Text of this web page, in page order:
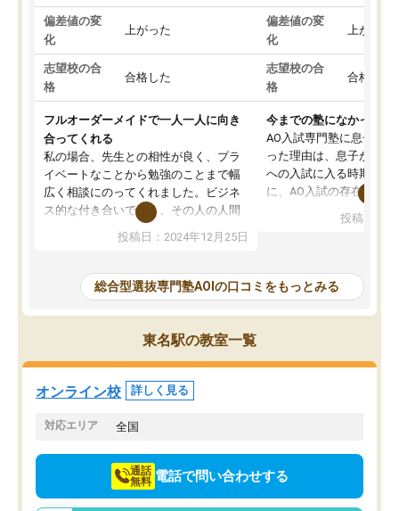
偏差値の変
化
上がった
志望校の合
格
合格した
フルオーダーメイドで一人一人に向き
合ってくれる
私の場合、先生との相性が良く、プラ
イベートなことから勉強のことまで幅
広く相談にのってくれました。ビジネ
ス的な付き合いでなく、その人の人間
性までを適切に把握し、むきあってい
るなぁと強く感じることできました。
と相談すると、他の先生も紹介してく
ださり、客観的なアドバイスもいただ
くことができました（志望理由・自己
PR等の添削において）。そして、なに
より自習室が解放されている点がよか
ったです。友達と好きな時間に自習
し、お互いを高めあえる環境がありま
投稿日：2024年12月25日
偏差値の変
化
上がった
志望校の合
格
合格した
今までの塾になかった
AO入試専門塾に息子を
った理由は、息子が高校
への入試に入る時期に差
に、AO入試の存在を息
たことから、AOIに入塾
で、AO入試を改めて知
それに対しての具体的な
ことでした。更に子供の
けてらっしゃいますので
投稿日：
総合型選抜専門塾AOIの口コミをもっとみる
東名駅の教室一覧
オンライン校 詳しく見る
対応エリア 全国
通話
無料 電話で問い合わせする